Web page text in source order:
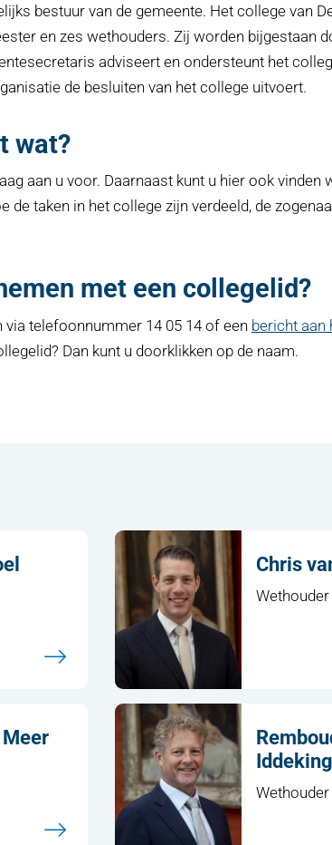
bestuur van de gemeente. Het college van
en zes wethouders. Zij worden bijgestaan
adviseert en ondersteunt het
de besluiten van het college uitvoert.
wat?
aan u voor. Daarnaast kunt u hier ook vinden
de taken in het college zijn verdeeld, de
met een collegelid?
via telefoonnummer 14 05 14 of een bericht aan
Dan kunt u doorklikken op de naam.
Chris
Wethouder
Wethouder